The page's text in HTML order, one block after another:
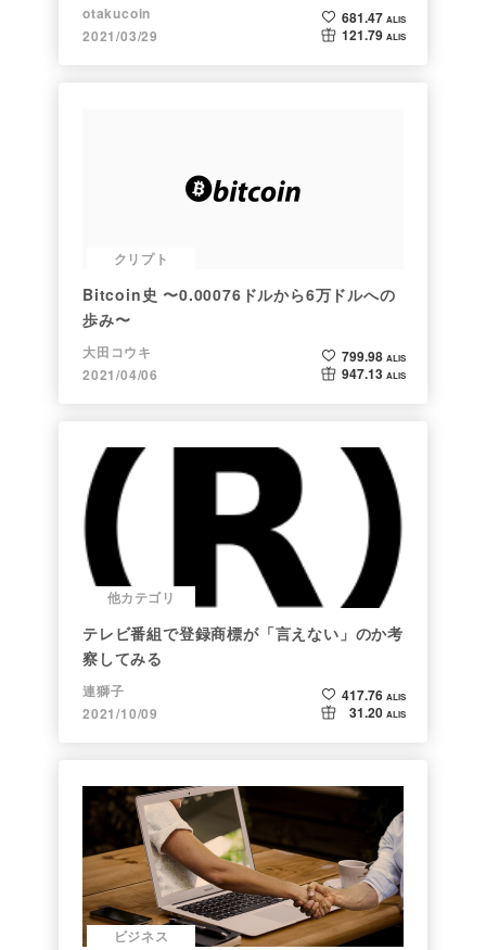
ト】
otakucoin
2021/03/29
681.47 ALIS
121.79 ALIS
クリプト
Bitcoin史 〜0.00076ドルから6万ドルへの
歩み〜
大田コウキ
2021/04/06
799.98 ALIS
947.13 ALIS
他カテゴリ
テレビ番組で登録商標が「言えない」のか考
察してみる
連獅子
2021/10/09
417.76 ALIS
31.20 ALIS
ビジネス